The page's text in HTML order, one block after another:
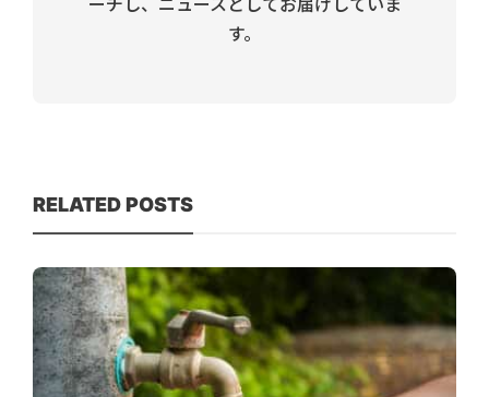
ーチし、ニュースとしてお届けしていま
す。
RELATED POSTS